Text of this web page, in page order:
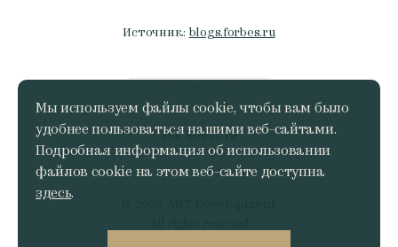
Источник:blogs.forbes.ru
ВСЕ НОВОСТИ
Мы используем файлы cookie, чтобы вам было
удобнее пользоваться нашими веб-сайтами.
Подробная информация об использовании
файлов cookie на этом веб-сайте доступна
здесь.